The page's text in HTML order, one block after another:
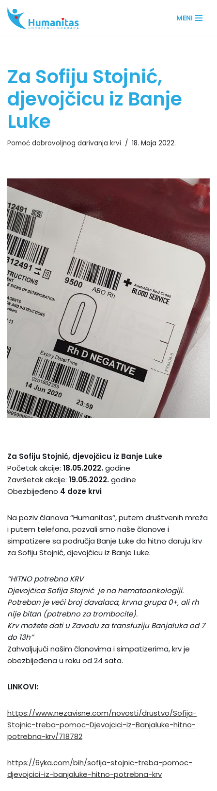
Skip
MENI
Za Sofiju Stojnić,
djevojčicu iz Banje
Luke
Pomoć dobrovoljnog darivanja krvi 18. Maja 2022.
Za Sofiju Stojnić, djevojčicu iz Banje Luke
Početak akcije: 18.05.2022.godine
Završetak akcije: 19.05.2022.godine
Obezbijeđeno 4 doze krvi
Na poziv članova ‘’Humanitas’’, putem društvenih mreža
i putem telefona, pozvali smo naše članove i
simpatizere sa područja Banje Luke da hitno daruju krv
za Sofiju Stojnić, djevojčicu iz Banje Luke.
‘’HITNO potrebna KRV
Djevojčica Sofija Stojnić je na hematoonkologiji.
Potreban je veći broj davalaca, krvna grupa 0+, ali rh
nije bitan (potrebno za trombocite).
Krv možete dati u Zavodu za transfuziju Banjaluka od 7
do 13h’’
Zahvaljujući našim članovima i simpatizerima, krv je
obezbijeđena u roku od 24 sata.
LINKOVI:
https://www.nezavisne.com/novosti/drustvo/Sofija-
Stojnic-treba-pomoc-Djevojcici-iz-Banjaluke-hitno-
potrebna-krv/718782
https://6yka.com/bih/sofija-stojnic-treba-pomoc-
djevojcici-iz-banjaluke-hitno-potrebna-krv